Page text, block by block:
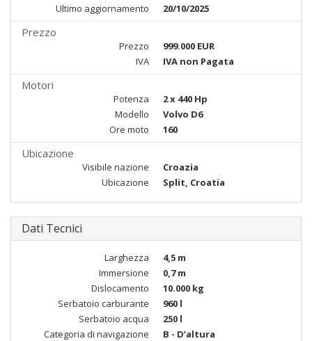
Ultimo aggiornamento
20/10/2025
Prezzo
Prezzo
999.000 EUR
IVA
IVA non Pagata
Motori
Potenza
2 x 440 Hp
Modello
Volvo D6
Ore moto
160
Ubicazione
Visibile nazione
Croazia
Ubicazione
Split, Croatia
Dati Tecnici
Larghezza
4,5 m
Immersione
0,7 m
Dislocamento
10.000 kg
Serbatoio carburante
960 l
Serbatoio acqua
250 l
Categoria di navigazione
B - D’altura